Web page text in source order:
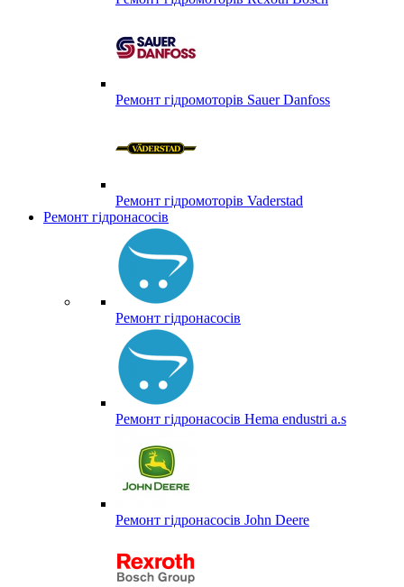
Ремонт гідромоторів Sauer Danfoss
Ремонт гідромоторів Vaderstad
Ремонт гідронасосів
Ремонт гідронасосів
Ремонт гідронасосів Hema endustri a.s
Ремонт гідронасосів John Deere